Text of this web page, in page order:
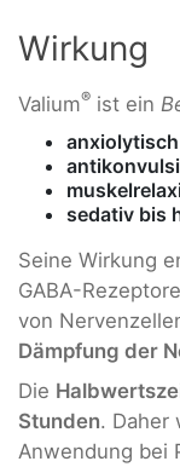
Wirkung
Valium® ist ein
anxiolytisch
sedativ bis
Seine Wirkung
GABA-
von
Dämpfung der
Die
Stunden. Daher
Anwendung bei